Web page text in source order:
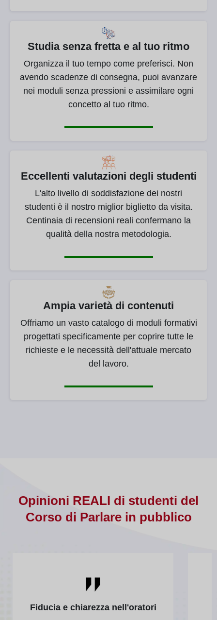
Studia senza fretta e al tuo ritmo
Organizza il tuo tempo come preferisci. Non
avendo scadenze di consegna, puoi avanzare
nei moduli senza pressioni e assimilare ogni
concetto al tuo ritmo.
Eccellenti valutazioni degli studenti
L'alto livello di soddisfazione dei nostri
studenti è il nostro miglior biglietto da visita.
Centinaia di recensioni reali confermano la
qualità della nostra metodologia.
Ampia varietà di contenuti
Offriamo un vasto catalogo di moduli formativi
progettati specificamente per coprire tutte le
richieste e le necessità dell'attuale mercato
del lavoro.
Opinioni REALI di studenti del
Corso di Parlare in pubblico
Fiducia e chiarezza nell'oratori